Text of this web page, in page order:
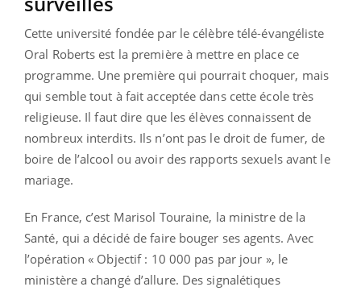
Cette université fondée par le célèbre télé-évangéliste
Oral Roberts est la première à mettre en place ce
programme. Une première qui pourrait choquer, mais
qui semble tout à fait acceptée dans cette école très
religieuse. Il faut dire que les élèves connaissent de
nombreux interdits. Ils n’ont pas le droit de fumer, de
boire de l’alcool ou avoir des rapports sexuels avant le
mariage.
En France, c’est Marisol Touraine, la ministre de la
Santé, qui a décidé de faire bouger ses agents. Avec
l’opération « Objectif : 10 000 pas par jour », le
ministère a changé d’allure. Des signalétiques